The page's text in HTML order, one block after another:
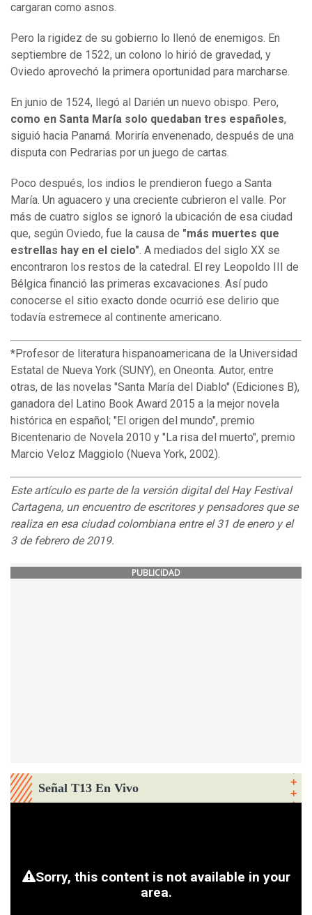
cargaran como asnos.
Pero la rigidez de su gobierno lo llenó de enemigos. En
septiembre de 1522, un colono lo hirió de gravedad, y
Oviedo aprovechó la primera oportunidad para marcharse.
En junio de 1524, llegó al Darién un nuevo obispo. Pero,
como en Santa María solo quedaban tres españoles,
siguió hacia Panamá. Moriría envenenado, después de una
disputa con Pedrarias por un juego de cartas.
Poco después, los indios le prendieron fuego a Santa
María. Un aguacero y una creciente cubrieron el valle. Por
más de cuatro siglos se ignoró la ubicación de esa ciudad
que, según Oviedo, fue la causa de "más muertes que
estrellas hay en el cielo". A mediados del siglo XX se
encontraron los restos de la catedral. El rey Leopoldo III de
Bélgica financió las primeras excavaciones. Así pudo
conocerse el sitio exacto donde ocurrió ese delirio que
todavía estremece al continente americano.
*Profesor de literatura hispanoamericana de la Universidad
Estatal de Nueva York (SUNY), en Oneonta. Autor, entre
otras, de las novelas "Santa María del Diablo" (Ediciones B),
ganadora del Latino Book Award 2015 a la mejor novela
histórica en español; "El origen del mundo", premio
Bicentenario de Novela 2010 y "La risa del muerto", premio
Marcio Veloz Maggiolo (Nueva York, 2002).
Este artículo es parte de la versión digital del Hay Festival
Cartagena, un encuentro de escritores y pensadores que se
realiza en esa ciudadcolombiana entre el31 de eneroy el
3de febrero de 2019.
PUBLICIDAD
Señal T13 En Vivo